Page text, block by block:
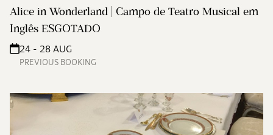
Alice in Wonderland | Campo de Teatro Musical em
Inglês ESGOTADO
24 - 28 AUG
PREVIOUS BOOKING